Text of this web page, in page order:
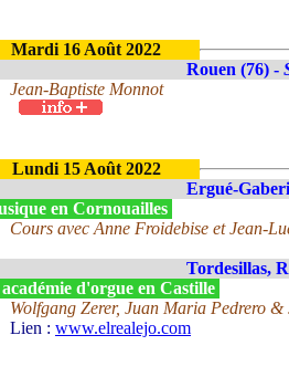
Mardi 16 Août 2022
Rouen (76) -
Jean-Baptiste Monnot
Lundi 15 Août 2022
Ergué-
en Cornouailles
Cours avec Anne Froidebise et Jean-
Tordesillas,
d'orgue en Castille
Wolfgang Zerer, Juan Maria Pedrero
Lien : www.elrealejo.com